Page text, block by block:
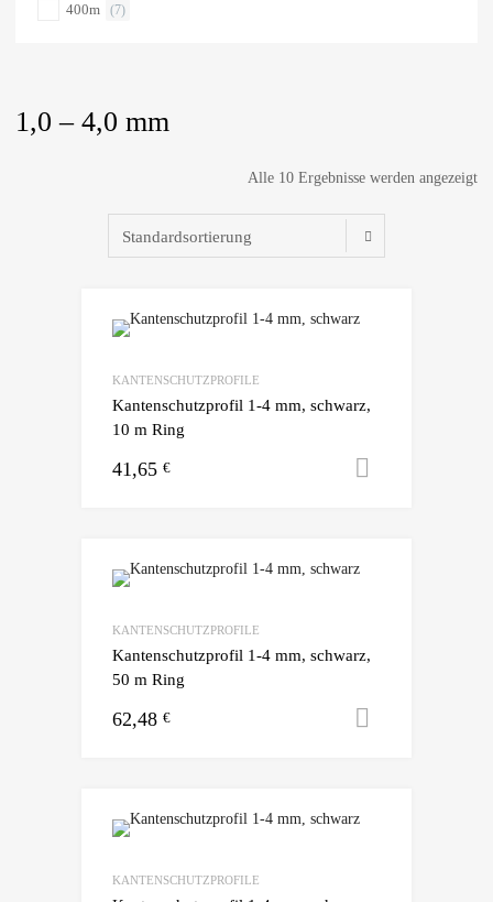
1,0 – 4,0 mm
Alle 10 Ergebnisse werden angezeigt
KANTENSCHUTZPROFILE
Kantenschutzprofil 1-4 mm, schwarz,
10 m Ring
41,65 €
KANTENSCHUTZPROFILE
Kantenschutzprofil 1-4 mm, schwarz,
50 m Ring
62,48 €
KANTENSCHUTZPROFILE
400m (7)